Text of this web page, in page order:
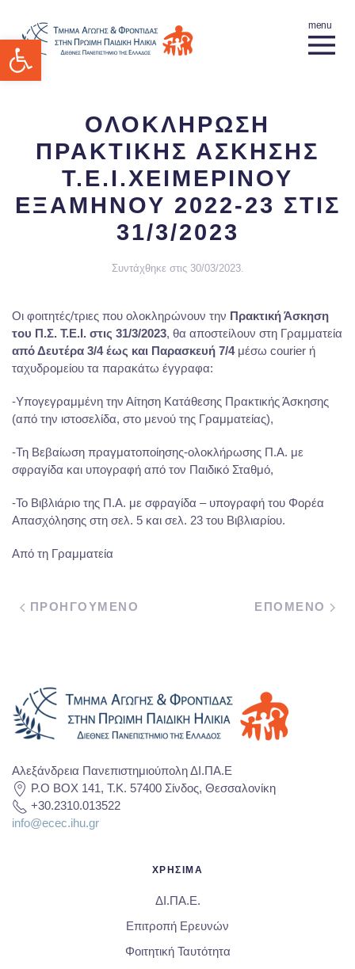
Ανοίξτε τη γραμμή εργαλείων
ΟΛΟΚΛΗΡΩΣΗ
ΠΡΑΚΤΙΚΗΣ ΑΣΚΗΣΗΣ
Τ.Ε.Ι.ΧΕΙΜΕΡΙΝΟΥ
ΕΞΑΜΗΝΟΥ 2022-23 ΣΤΙΣ
31/3/2023
Συντάχθηκε στις 30/03/2023.
Οι φοιτητές/τριες που ολοκληρώνουν την Πρακτική Άσκηση
του Π.Σ. Τ.Ε.Ι. στις 31/3/2023, θα αποστείλουν στη Γραμματεία
από Δευτέρα 3/4 έως και Παρασκευή 7/4μέσω courier ή
ταχυδρομείου τα παρακάτω έγγραφα:
-Υπογεγραμμένη την Αίτηση Κατάθεσης Πρακτικής Άσκησης
(από την ιστοσελίδα, στο μενού της Γραμματείας),
-Τη Βεβαίωση πραγματοποίησης-ολοκλήρωσης Π.Α. με
σφραγίδα και υπογραφή από τον Παιδικό Σταθμό,
-Το Βιβλιάριο της Π.Α. με σφραγίδα – υπογραφή του Φορέα
Απασχόλησης στη σελ. 5 και σελ. 23 του Βιβλιαρίου.
Από τη Γραμματεία
ΠΡΟΗΓΟΥΜΕΝΟ ΕΠΟΜΕΝΟ
Αλεξάνδρεια Πανεπιστημιούπολη ΔΙ.ΠΑ.Ε
P.O BOX 141, T.K. 57400 Σίνδος, Θεσσαλονίκη
+30.2310.013522
info@ecec.ihu.gr
ΧΡΗΣΙΜΑ
ΔΙ.ΠΑ.Ε.
Επιτροπή Ερευνών
Φοιτητική Ταυτότητα